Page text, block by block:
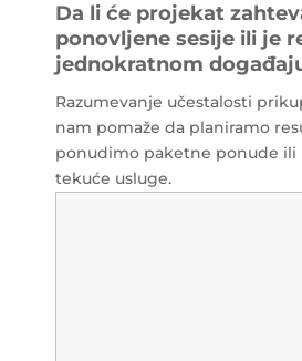
Da li će projekat
ponovljene sesije ili je
jednokratnom
Razumevanje učestalosti
nam pomaže da planiramo
ponudimo paketne ponude ili
tekuće usluge.